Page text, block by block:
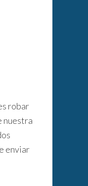
robar
nuestra
enviar